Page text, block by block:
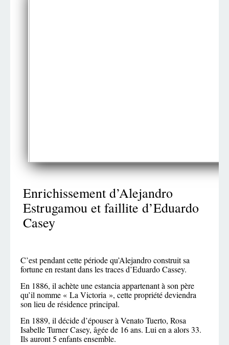
Enrichissement d’Alejandro
Estrugamou et faillite d’Eduardo
Casey
C’est pendant cette période qu’Alejandro construit sa
fortune en restant dans les traces d’Eduardo Cassey.
En 1886, il achète une estancia appartenant à son père
qu’il nomme « La Victoria », cette propriété deviendra
son lieu de résidence principal.
En 1889, il décide d’épouser à Venato Tuerto, Rosa
Isabelle Turner Casey, âgée de 16 ans. Lui en a alors 33.
Ils auront 5 enfants ensemble.